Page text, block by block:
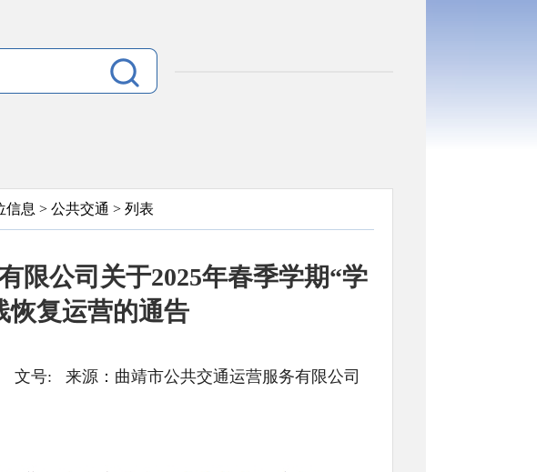
信息 > 公共交通 > 列表
限公司关于2025年春季学期“学
恢复运营的通告
文号: 来源：曲靖市公共交通运营服务有限公司